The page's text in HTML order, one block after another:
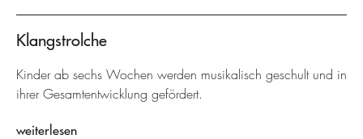
Klangstrolche
Kinder ab sechs Wochen werden musikalisch geschult und in
ihrer Gesamtentwicklung gefördert.
weiterlesen